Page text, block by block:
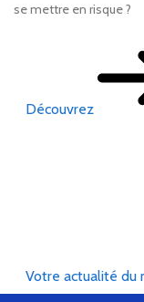
se mettre en risque ?
Découvrez
Votre actualité du